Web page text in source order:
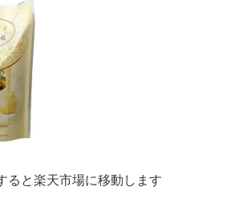
ると楽天市場に移動します